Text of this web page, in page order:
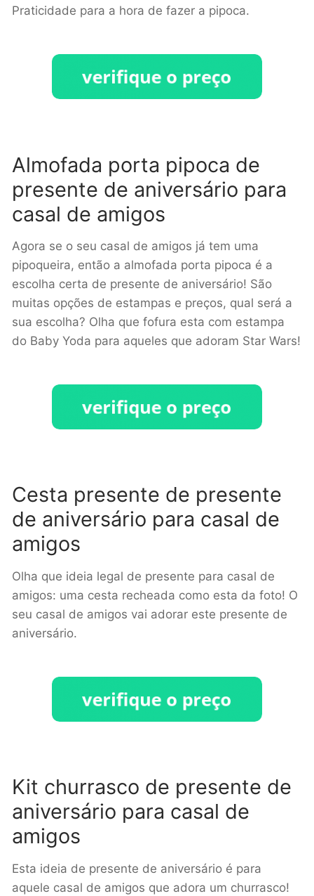
Praticidade para a hora de fazer a pipoca.
Almofada porta pipoca de
presente de aniversário para
casal de amigos
Agora se o seu casal de amigos já tem uma
pipoqueira, então a almofada porta pipoca é a
escolha certa de presente de aniversário! São
muitas opções de estampas e preços, qual será a
sua escolha? Olha que fofura esta com estampa
do Baby Yoda para aqueles que adoram Star Wars!
Cesta presente de presente
de aniversário para casal de
amigos
Olha que ideia legal de presente para casal de
amigos: uma cesta recheada como esta da foto! O
seu casal de amigos vai adorar este presente de
aniversário.
Kit churrasco de presente de
aniversário para casal de
amigos
Esta ideia de presente de aniversário é para
aquele casal de amigos que adora um churrasco!